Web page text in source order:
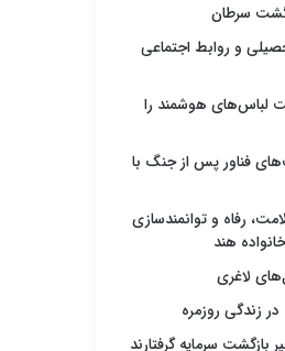
سرطان
و روابط اجتماعی
لباس‌های هوشمند را
فناور پس از جنگ با
رفاه و توانمندسازی
هند
لاغری
در زندگی روزمره
بازگشت سرمایه گرفتارند